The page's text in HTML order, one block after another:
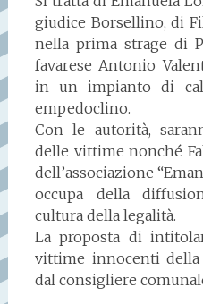
giudice Borsellino, di
nella prima strage di
favarese Antonio
in un impianto di
empedoclino.
Con le autorità,
delle vittime nonché
dell’associazione
occupa della
cultura della legalità.
La proposta di
vittime innocenti della
dal consigliere